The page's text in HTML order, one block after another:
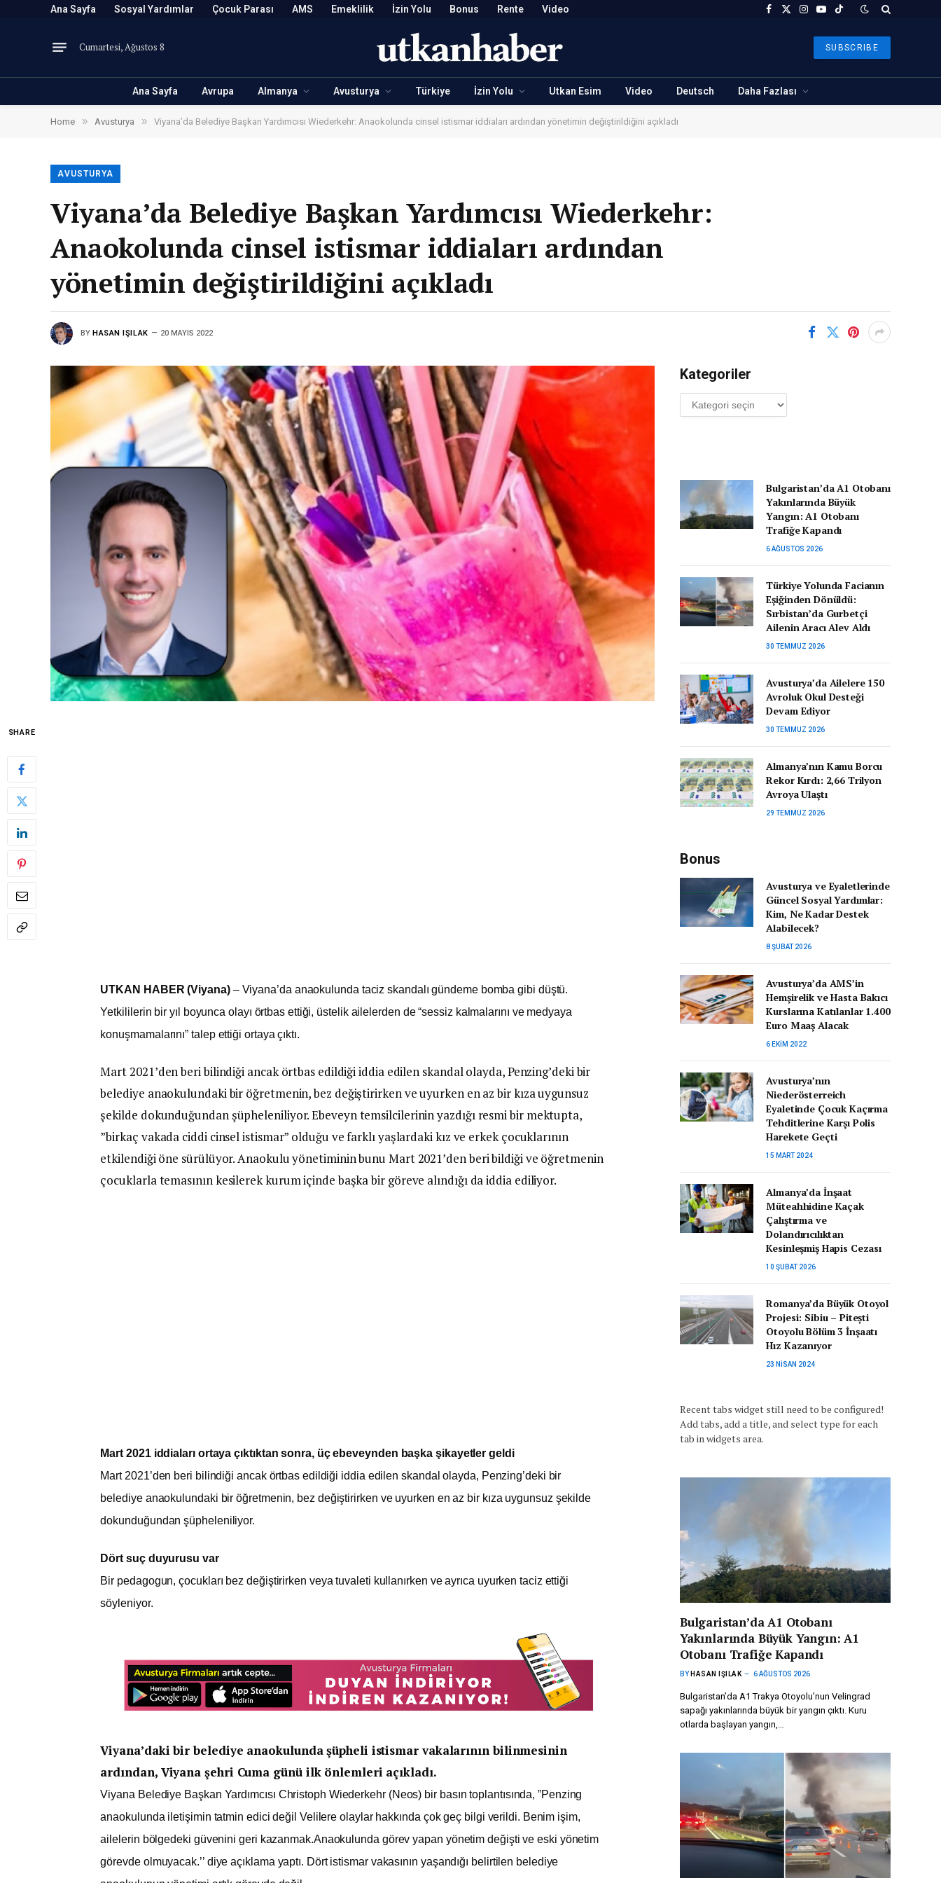
Ana Sayfa Sosyal Yardımlar Çocuk Parası AMS Emeklilik İzin Yolu Bonus Rente Video Facebook
X
Instagram
YouTubeTikTok
Cumartesi, Ağustos 8 SUBSCRIBE
Ana Sayfa Avrupa Almanya Avusturya Türkiye İzin Yolu Utkan Esim Video Deutsch Daha Fazlası
Home » Avusturya » Viyana’da Belediye Başkan Yardımcısı Wiederkehr: Anaokolunda cinsel istismar iddiaları ardından yönetimin değiştirildiğini açıkladı
AVUSTURYA
Viyana’da Belediye Başkan Yardımcısı Wiederkehr:
Anaokolunda cinsel istismar iddiaları ardından
yönetimin değiştirildiğini açıkladı
BY HASAN IŞILAK 20 MAYIS 2022
SHARE
UTKAN HABER (Viyana)– Viyana’da anaokulunda taciz skandalı gündeme bomba gibi düştü.
Yetkililerin bir yıl boyunca olayı örtbas ettiği, üstelik ailelerden de “sessiz kalmalarını ve medyaya
konuşmamalarını” talep ettiği ortaya çıktı.
Mart 2021’den beri bilindiği ancak örtbas edildiği iddia edilen skandal olayda, Penzing’deki bir
belediye anaokulundaki bir öğretmenin, bez değiştirirken ve uyurken en az bir kıza uygunsuz
şekilde dokunduğundan şüpheleniliyor. Ebeveyn temsilcilerinin yazdığı resmi bir mektupta,
”birkaç vakada ciddi cinsel istismar” olduğu ve farklı yaşlardaki kız ve erkek çocuklarının
etkilendiği öne sürülüyor. Anaokulu yönetiminin bunu Mart 2021’den beri bildiği ve öğretmenin
çocuklarla temasının kesilerek kurum içinde başka bir göreve alındığı da iddia ediliyor.
Mart 2021 iddiaları ortaya çıktıktan sonra, üç ebeveynden başka şikayetler geldi
Mart 2021’den beri bilindiği ancak örtbas edildiği iddia edilen skandal olayda, Penzing’deki bir
belediye anaokulundaki bir öğretmenin, bez değiştirirken ve uyurken en az bir kıza uygunsuz şekilde
dokunduğundan şüpheleniliyor.
Dört suç duyurusu var
Bir pedagogun, çocukları bez değiştirirken veya tuvaleti kullanırken ve ayrıca uyurken taciz ettiği
söyleniyor.
Viyana’daki bir belediye anaokulunda şüpheli istismar vakalarının bilinmesinin
ardından, Viyana şehri Cuma günü ilk önlemleri açıkladı.
Viyana Belediye Başkan Yardımcısı Christoph Wiederkehr (Neos) bir basın toplantısında, ”Penzing
anaokulunda iletişimin tatmin edici değil Velilere olaylar hakkında çok geç bilgi verildi. Benim işim,
ailelerin bölgedeki güvenini geri kazanmak.Anaokulunda görev yapan yönetim değişti ve eski yönetim
görevde olmuyacak.’’ diye açıklama yaptı. Dört istismar vakasının yaşandığı belirtilen belediye
Kategoriler
Kategoriler
Bulgaristan’da A1 Otobanı
Yakınlarında Büyük
Yangın: A1 Otobanı
Trafiğe Kapandı
6 AĞUSTOS 2026
Türkiye Yolunda Facianın
Eşiğinden Dönüldü:
Sırbistan’da Gurbetçi
Ailenin Aracı Alev Aldı
30 TEMMUZ 2026
Avusturya’da Ailelere 150
Avroluk Okul Desteği
Devam Ediyor
30 TEMMUZ 2026
Almanya’nın Kamu Borcu
Rekor Kırdı: 2,66 Trilyon
Avroya Ulaştı
29 TEMMUZ 2026
Bonus
Avusturya ve Eyaletlerinde
Güncel Sosyal Yardımlar:
Kim, Ne Kadar Destek
Alabilecek?
8 ŞUBAT 2026
Avusturya’da AMS’in
Hemşirelik ve Hasta Bakıcı
Kurslarına Katılanlar 1.400
Euro Maaş Alacak
6 EKIM 2022
Avusturya’nın
Niederösterreich
Eyaletinde Çocuk Kaçırma
Tehditlerine Karşı Polis
Harekete Geçti
15 MART 2024
Almanya’da İnşaat
Müteahhidine Kaçak
Çalıştırma ve
Dolandırıcılıktan
Kesinleşmiş Hapis Cezası
10 ŞUBAT 2026
Romanya’da Büyük Otoyol
Projesi: Sibiu – Pitești
Otoyolu Bölüm 3 İnşaatı
Hız Kazanıyor
23 NISAN 2024
Recent tabs widget still need to be configured!
Add tabs, add a title, and select type for each
tab in widgets area.
Bulgaristan’da A1 Otobanı
Yakınlarında Büyük Yangın: A1
Otobanı Trafiğe Kapandı
BY HASAN IŞILAK 6 AĞUSTOS 2026
Bulgaristan’da A1 Trakya Otoyolu’nun Velingrad
sapağı yakınlarında büyük bir yangın çıktı. Kuru
otlarda başlayan yangın,…